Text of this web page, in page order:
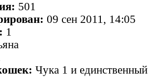
501
09 сен 2011, 14:05
1
Чука 1 и